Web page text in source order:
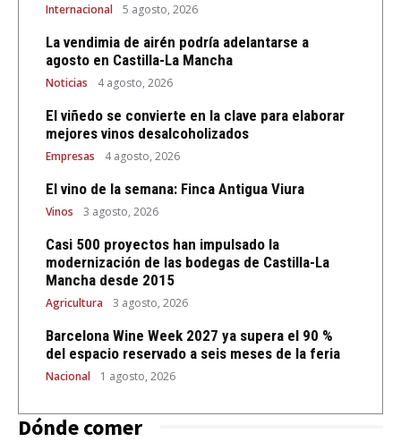
Internacional 5 agosto, 2026
La vendimia de airén podría adelantarse a
agosto en Castilla-La Mancha
Noticias 4 agosto, 2026
El viñedo se convierte en la clave para elaborar
mejores vinos desalcoholizados
Empresas 4 agosto, 2026
El vino de la semana: Finca Antigua Viura
Vinos 3 agosto, 2026
Casi 500 proyectos han impulsado la
modernización de las bodegas de Castilla-La
Mancha desde 2015
Agricultura 3 agosto, 2026
Barcelona Wine Week 2027 ya supera el 90 %
del espacio reservado a seis meses de la feria
Nacional 1 agosto, 2026
Dónde comer